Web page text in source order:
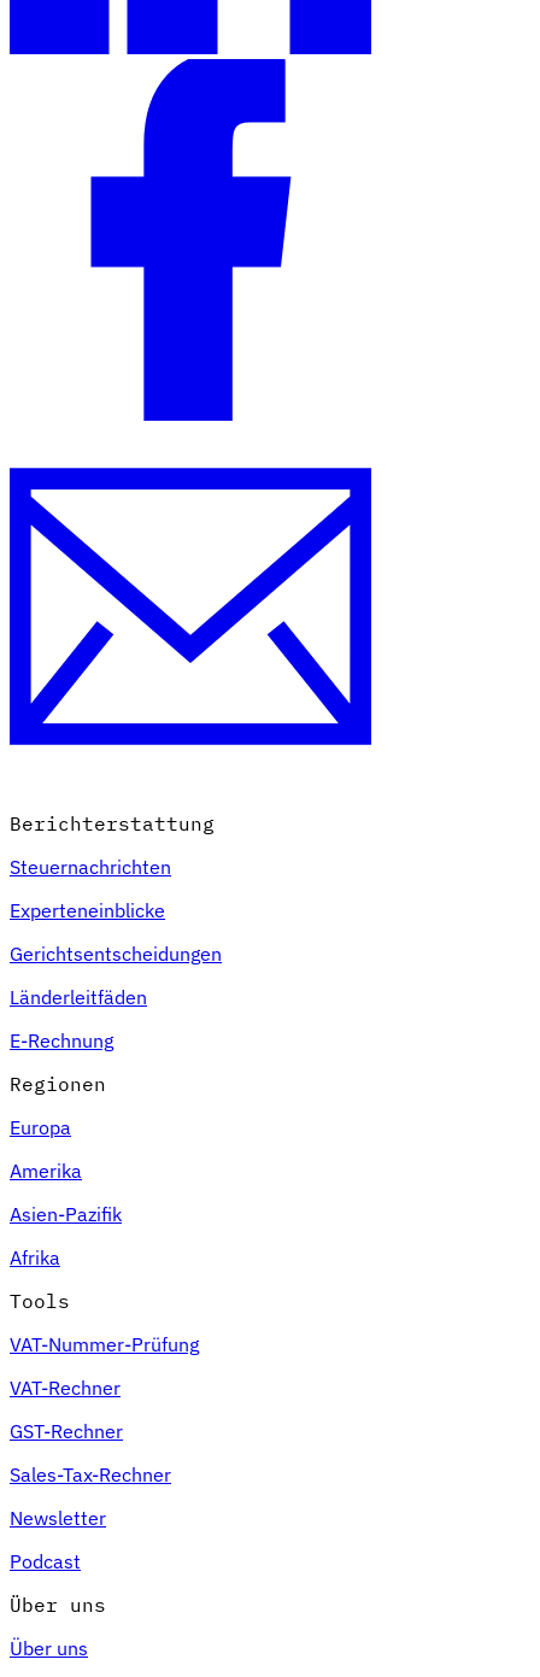
VAT-RechnerGST-Rechner Verkaufssteuer-Rechner
Tracker für E-Rechnungs-Mandate
Unsere AutorenBeitragender werden
Berichterstattung
Steuernachrichten
Experteneinblicke
Gerichtsentscheidungen
Länderleitfäden
E-Rechnung
Regionen
Europa
Amerika
Asien-Pazifik
Afrika
Tools
VAT-Nummer-Prüfung
VAT-Rechner
GST-Rechner
Sales-Tax-Rechner
Newsletter
Podcast
Über uns
Über uns